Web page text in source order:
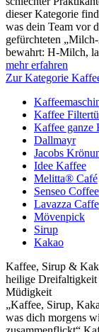
dieser Kategorie
was dein Team vor
gefürchteten
bewahrt: H‑Milch,
mehr erfahren
Zur Kategorie
Kaffee
Kaffee ganze
Dallmayr
Jacobs
Idee Kaffee
Melitta® Café
Senseo
Lavazza Caffe
Mövenpick
Sirup
Kakao
Kaffee, Sirup &
heilige Dreifaltigkeit
Müdigkeit
„Kaffee, Sirup,
was dich morgens